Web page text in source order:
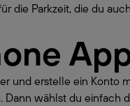
die Parkzeit, die du
und erstelle ein Konto
wählst du einfach